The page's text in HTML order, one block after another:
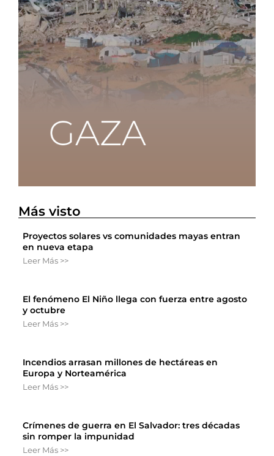
Más visto
Proyectos solares vs comunidades mayas entran
en nueva etapa
Leer Más >>
El fenómeno El Niño llega con fuerza entre agosto
y octubre
Leer Más >>
Incendios arrasan millones de hectáreas en
Europa y Norteamérica
Leer Más >>
Crímenes de guerra en El Salvador: tres décadas
sin romper la impunidad
Leer Más >>